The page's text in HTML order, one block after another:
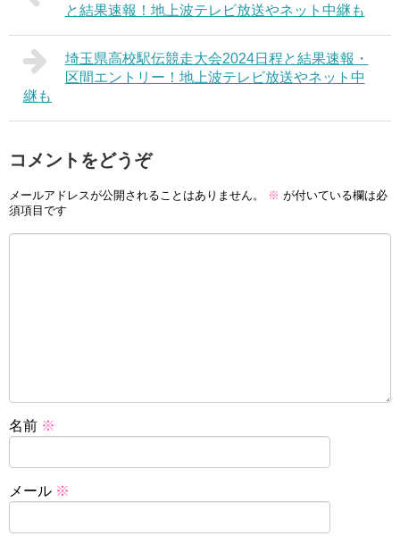
と結果速報！地上波テレビ放送やネット中継も
埼玉県高校駅伝競走大会2024日程と結果速報・
区間エントリー！地上波テレビ放送やネット中
継も
コメントをどうぞ
メールアドレスが公開されることはありません。 ※ が付いている欄は必
須項目です
名前 ※
メール ※